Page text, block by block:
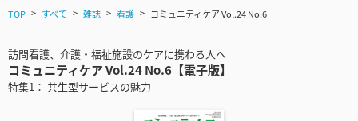
TOP すべて 雑誌 看護 コミュニティケア Vol.24 No.6
訪問看護、介護・福祉施設のケアに携わる人へ
コミュニティケア Vol.24 No.6【電子版】
特集1： 共生型サービスの魅力